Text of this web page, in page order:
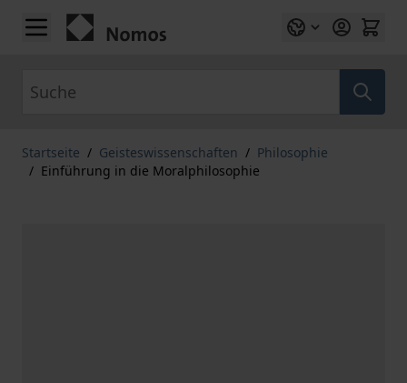
Zum Inhalt springen
Startseite / Geisteswissenschaften / Philosophie
/ Einführung in die Moralphilosophie